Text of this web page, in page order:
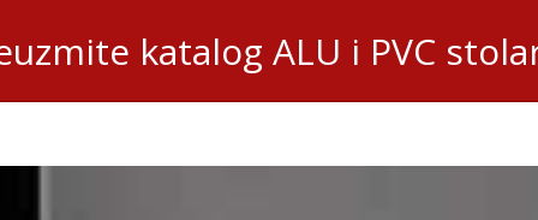
katalog ALU i PVC